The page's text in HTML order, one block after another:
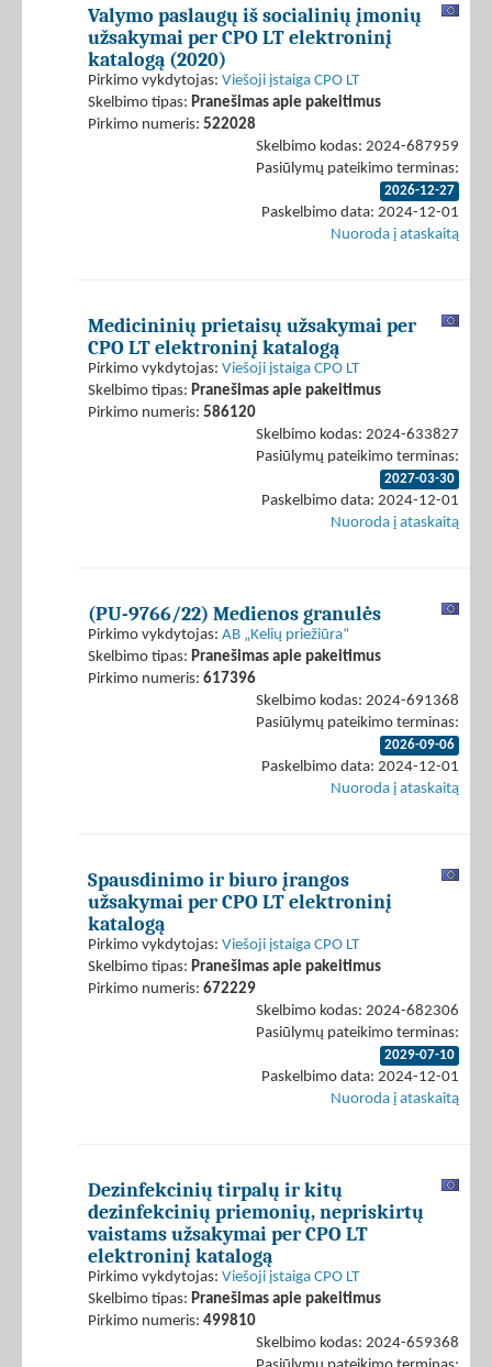
Valymo paslaugų iš socialinių įmonių
užsakymai per CPO LT elektroninį
katalogą (2020)
Pirkimo vykdytojas: Viešoji įstaiga CPO LT
Skelbimo tipas: Pranešimas apie pakeitimus
Pirkimo numeris: 522028
Skelbimo kodas: 2024-687959
Pasiūlymų pateikimo terminas:
2026-12-27
Paskelbimo data: 2024-12-01
Nuoroda į ataskaitą
Medicininių prietaisų užsakymai per
CPO LT elektroninį katalogą
Pirkimo vykdytojas: Viešoji įstaiga CPO LT
Skelbimo tipas: Pranešimas apie pakeitimus
Pirkimo numeris: 586120
Skelbimo kodas: 2024-633827
Pasiūlymų pateikimo terminas:
2027-03-30
Paskelbimo data: 2024-12-01
Nuoroda į ataskaitą
(PU-9766/22) Medienos granulės
Pirkimo vykdytojas: AB „Kelių priežiūra“
Skelbimo tipas: Pranešimas apie pakeitimus
Pirkimo numeris: 617396
Skelbimo kodas: 2024-691368
Pasiūlymų pateikimo terminas:
2026-09-06
Paskelbimo data: 2024-12-01
Nuoroda į ataskaitą
Spausdinimo ir biuro įrangos
užsakymai per CPO LT elektroninį
katalogą
Pirkimo vykdytojas: Viešoji įstaiga CPO LT
Skelbimo tipas: Pranešimas apie pakeitimus
Pirkimo numeris: 672229
Skelbimo kodas: 2024-682306
Pasiūlymų pateikimo terminas:
2029-07-10
Paskelbimo data: 2024-12-01
Nuoroda į ataskaitą
Dezinfekcinių tirpalų ir kitų
dezinfekcinių priemonių, nepriskirtų
vaistams užsakymai per CPO LT
elektroninį katalogą
Pirkimo vykdytojas: Viešoji įstaiga CPO LT
Skelbimo tipas: Pranešimas apie pakeitimus
Pirkimo numeris: 499810
Skelbimo kodas: 2024-659368